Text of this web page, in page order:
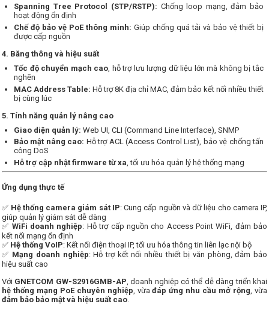
Spanning Tree Protocol (STP/RSTP): Chống loop mạng, đảm bảo
hoạt động ổn định
Chế độ bảo vệ PoE thông minh: Giúp chống quá tải và bảo vệ thiết bị
được cấp nguồn
4. Băng thông và hiệu suất
Tốc độ chuyển mạch cao, hỗ trợ lưu lượng dữ liệu lớn mà không bị tắc
nghẽn
MAC Address Table: Hỗ trợ 8K địa chỉ MAC, đảm bảo kết nối nhiều thiết
bị cùng lúc
5. Tính năng quản lý nâng cao
Giao diện quản lý: Web UI, CLI (Command Line Interface), SNMP
Bảo mật nâng cao: Hỗ trợ ACL (Access Control List), bảo vệ chống tấn
công DoS
Hỗ trợ cập nhật firmware từ xa, tối ưu hóa quản lý hệ thống mạng
Ứng dụng thực tế
✅ Hệ thống camera giám sát IP: Cung cấp nguồn và dữ liệu cho camera IP,
giúp quản lý giám sát dễ dàng
✅ WiFi doanh nghiệp: Hỗ trợ cấp nguồn cho Access Point WiFi, đảm bảo
kết nối mạng ổn định
✅ Hệ thống VoIP: Kết nối điện thoại IP, tối ưu hóa thông tin liên lạc nội bộ
✅ Mạng doanh nghiệp: Hỗ trợ kết nối nhiều thiết bị văn phòng, đảm bảo
hiệu suất cao
Với GNETCOM GW-S2916GMB-AP, doanh nghiệp có thể dễ dàng triển khai
hệ thống mạng PoE chuyên nghiệp, vừađáp ứng nhu cầu mở rộng, vừa
đảm bảo bảo mật và hiệu suất cao.